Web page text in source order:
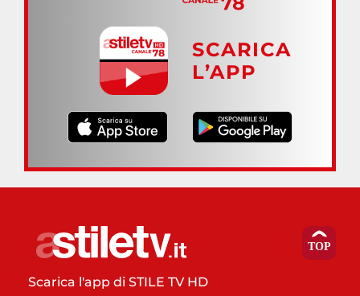
SCARICA
L’APP
Scarica l'app di STILE TV HD